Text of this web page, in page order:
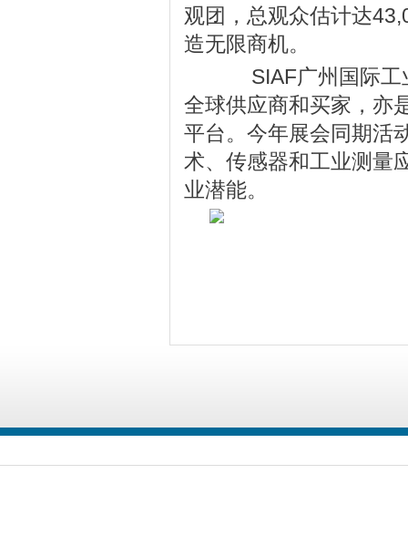
观团，总观众估计达
造无限商机。
SIAF广州国际工
全球供应商和买家，亦
平台。今年展会同期活
术、传感器和工业测量
业潜能。